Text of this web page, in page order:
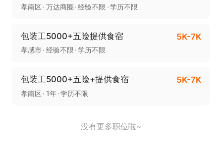
孝南区 万达商圈 经验不限 学历不限
包装工5000+五险提供食宿 5K-7K
孝感市 经验不限 学历不限
包装工5000+五险+提供食宿 5K-7K
孝南区 1年 学历不限
没有更多职位啦~